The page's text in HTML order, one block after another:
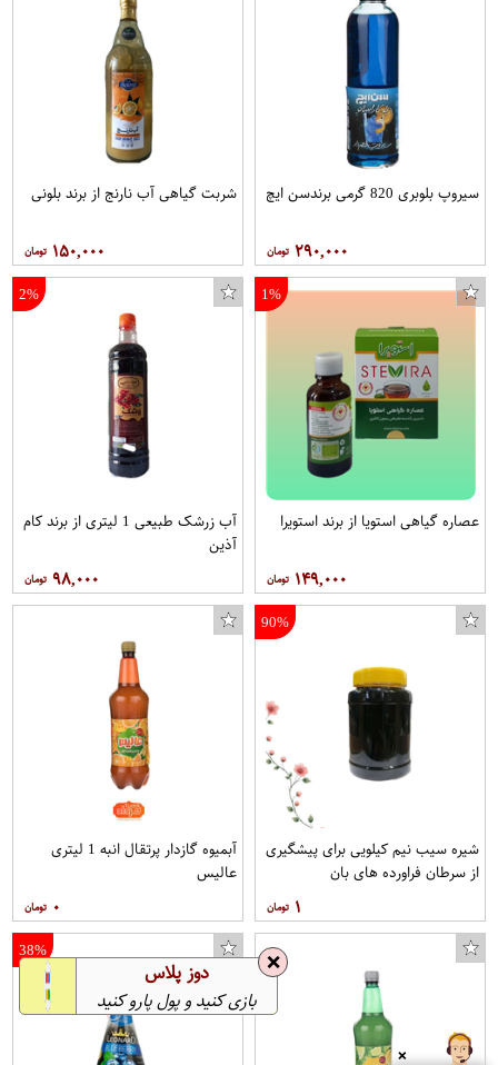
سیروپ بلوبری 820 گرمی برندسن ایچ
۲۹۰,۰۰۰
شربت گیاهی آب نارنج از برند بلونی
۱۵۰,۰۰۰
1%
عصاره گیاهی استویا از برند استویرا
۱۴۹,۰۰۰
2%
آب زرشک طبیعی 1 لیتری از برند کام
آذین
۹۸,۰۰۰
90%
شیره سیب نیم کیلویی برای پیشگیری
از سرطان فراورده های بان
۱
آبمیوه گازدار پرتقال انبه 1 لیتری
عالیس
۰
38%
❌
❌ دوز پلاس
بازی کنید و پول پارو کنید